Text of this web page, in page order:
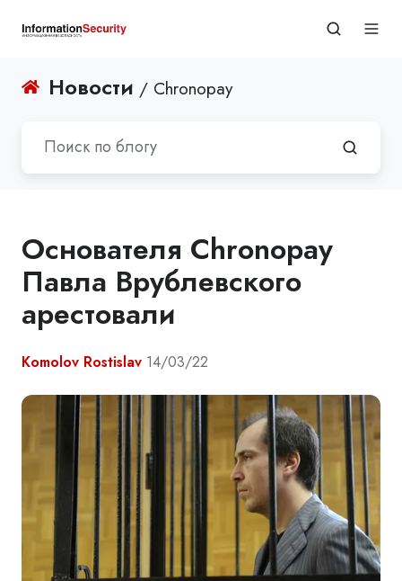
Новости / Chronopay
Основателя Chronopay
Павла Врублевского
арестовали
Komolov Rostislav 14/03/22